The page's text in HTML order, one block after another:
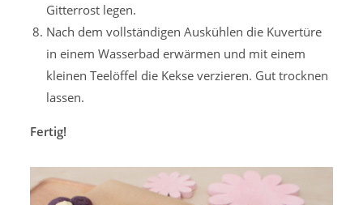
Gitterrost legen.
Nach dem vollständigen Auskühlen die Kuvertüre
in einem Wasserbad erwärmen und mit einem
kleinen Teelöffel die Kekse verzieren. Gut trocknen
lassen.
Fertig!